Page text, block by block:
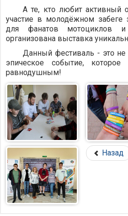
А те, кто любит активный
участие в молодёжном забеге
для фанатов мотоциклов
организована выставка
Данный фестиваль - это не
эпическое событие,
равнодушным!
Назад